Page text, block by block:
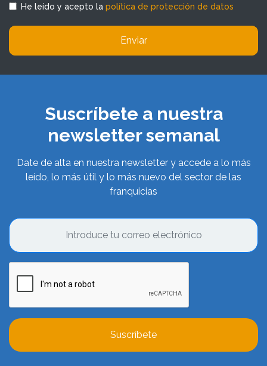
He leído y acepto la política de protección de datos
Enviar
Suscríbete a nuestra
newsletter semanal
Date de alta en nuestra newsletter y accede a lo más
leído, lo más útil y lo más nuevo del sector de las
franquicias
Suscríbete